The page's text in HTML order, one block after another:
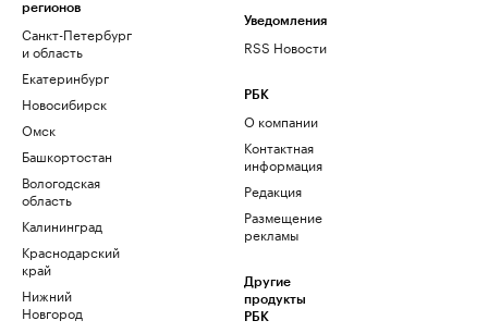
регионов
Санкт-Петербург
и область
Екатеринбург
Новосибирск
Омск
Башкортостан
Вологодская
область
Калининград
Краснодарский
край
Нижний
Новгород
Уведомления
RSS Новости
РБК
О компании
Контактная
информация
Редакция
Размещение
рекламы
Другие
продукты
РБК